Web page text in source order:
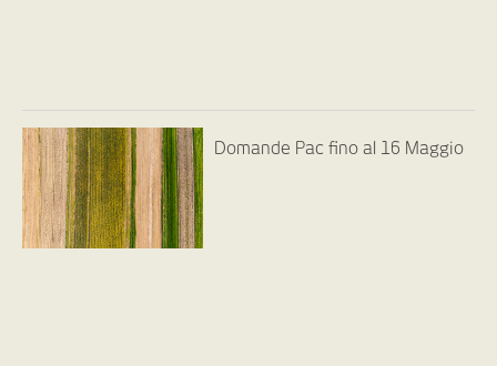
Domande Pac fino al 16 Maggio